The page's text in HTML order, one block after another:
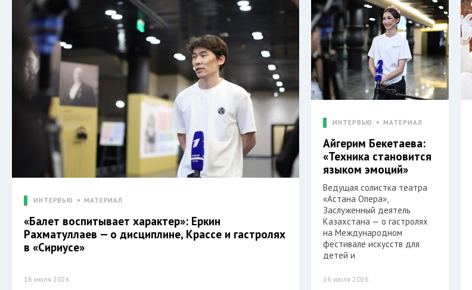
ИНТЕРВЬЮ МАТЕРИАЛ
«Балет воспитывает характер»: Еркин
Рахматуллаев — о дисциплине, Крассе и гастролях
в «Сириусе»
16 июля 2026
ИНТЕРВЬЮ МАТЕРИАЛ
Айгерим Бекетаева:
«Техника становится
языком эмоций»
Ведущая солистка театра
«Астана Опера»,
Заслуженный деятель
Казахстана — о гастролях
на Международном
фестивале искусств для
детей и
16 июля 2026